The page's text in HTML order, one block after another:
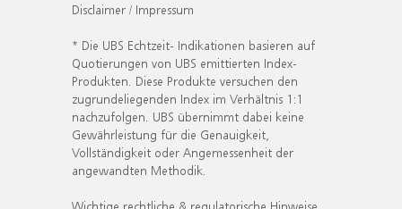
Disclaimer / Impressum
* Die UBS Echtzeit- Indikationen basieren auf
Quotierungen von UBS emittierten Index-
Produkten. Diese Produkte versuchen den
zugrundeliegenden Index im Verhältnis 1:1
nachzufolgen. UBS übernimmt dabei keine
Gewährleistung für die Genauigkeit,
Vollständigkeit oder Angemessenheit der
angewandten Methodik.